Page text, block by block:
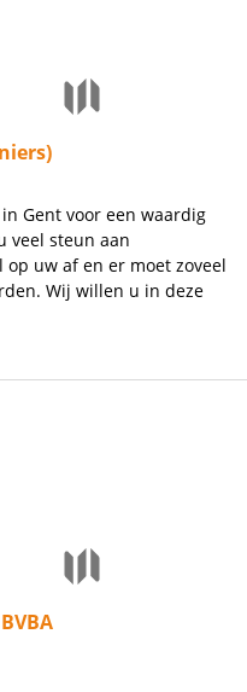
Gent voor een waardig
veel steun aan
uw af en er moet zoveel
Wij willen u in deze